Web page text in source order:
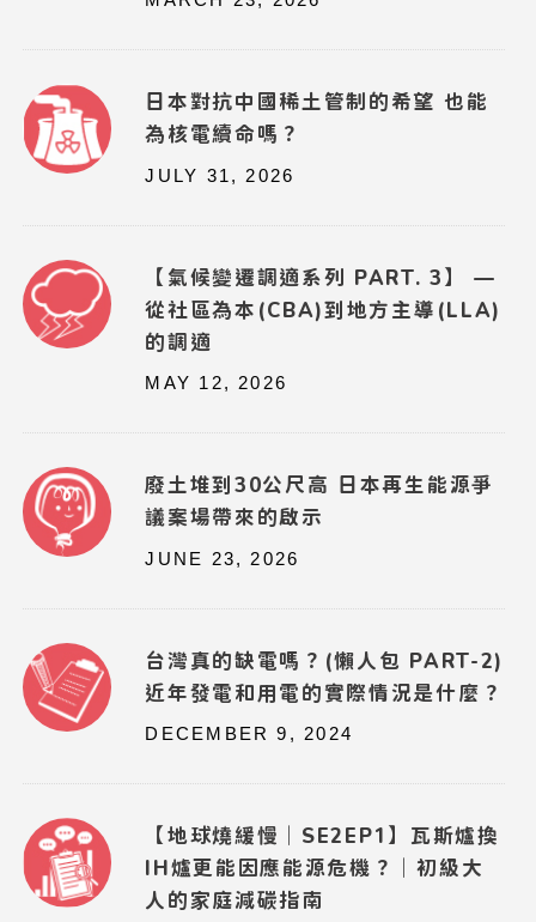
日本對抗中國稀土管制的希望 也能
為核電續命嗎？
JULY 31, 2026
【氣候變遷調適系列 PART. 3】 —
從社區為本(CBA)到地方主導(LLA)
的調適
MAY 12, 2026
廢土堆到30公尺高 日本再生能源爭
議案場帶來的啟示
JUNE 23, 2026
台灣真的缺電嗎？(懶人包 PART-2)
近年發電和用電的實際情況是什麼？
DECEMBER 9, 2024
【地球燒緩慢｜SE2EP1】瓦斯爐換
IH爐更能因應能源危機？｜初級大
人的家庭減碳指南